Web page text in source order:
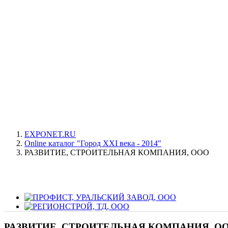
EXPONET.RU
Online каталог "Город XXI века - 2014"
РАЗВИТИЕ, СТРОИТЕЛЬНАЯ КОМПАНИЯ, ООО